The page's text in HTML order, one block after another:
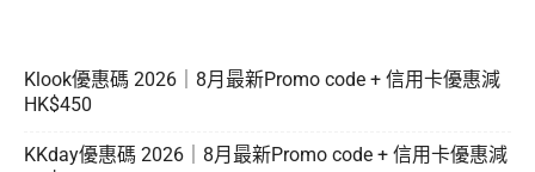
Klook優惠碼 2026｜8月最新Promo code + 信用卡優惠減
HK$450
KKday優惠碼 2026｜8月最新Promo code + 信用卡優惠減